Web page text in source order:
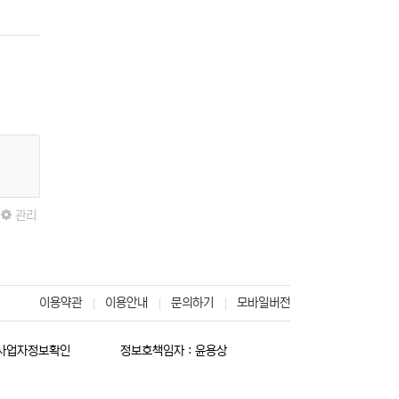
관리
이용약관 이용안내 문의하기 모바일버전
업자정보확인
정보호책임자 : 윤용상